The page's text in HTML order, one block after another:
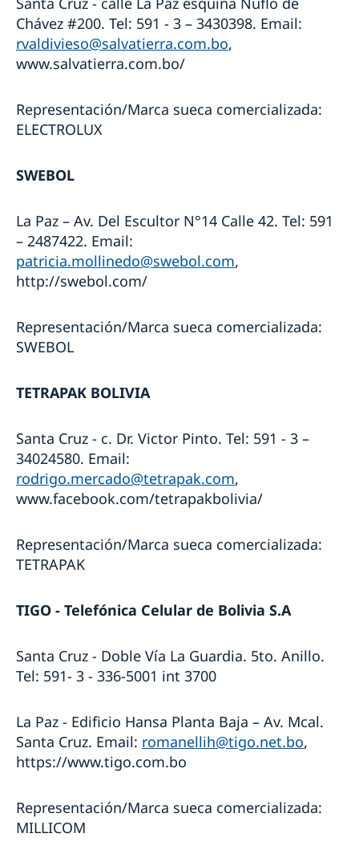
Chávez #200. Tel: 591 - 3 – 3430398. Email:
rvaldivieso@salvatierra.com.bo,
www.salvatierra.com.bo/
Representación/Marca sueca comercializada:
ELECTROLUX
SWEBOL
La Paz – Av. Del Escultor N°14 Calle 42. Tel: 591
– 2487422. Email:
patricia.mollinedo@swebol.com,
http://swebol.com/
Representación/Marca sueca comercializada:
SWEBOL
TETRAPAK BOLIVIA
Santa Cruz - c. Dr. Victor Pinto. Tel: 591 - 3 –
34024580. Email:
rodrigo.mercado@tetrapak.com,
www.facebook.com/tetrapakbolivia/
Representación/Marca sueca comercializada:
TETRAPAK
TIGO - Telefónica Celular de Bolivia S.A
Santa Cruz - Doble Vía La Guardia. 5to. Anillo.
Tel: 591- 3 - 336-5001 int 3700
La Paz - Edificio Hansa Planta Baja – Av. Mcal.
Santa Cruz. Email: romanellih@tigo.net.bo,
https://www.tigo.com.bo
Representación/Marca sueca comercializada:
MILLICOM